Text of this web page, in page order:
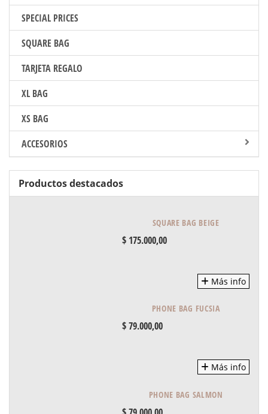
SPECIAL PRICES
SQUARE BAG
TARJETA REGALO
XL BAG
XS BAG
ACCESORIOS
Productos destacados
SQUARE BAG BEIGE
$ 175.000,00
Más info
PHONE BAG FUCSIA
$ 79.000,00
Más info
PHONE BAG SALMON